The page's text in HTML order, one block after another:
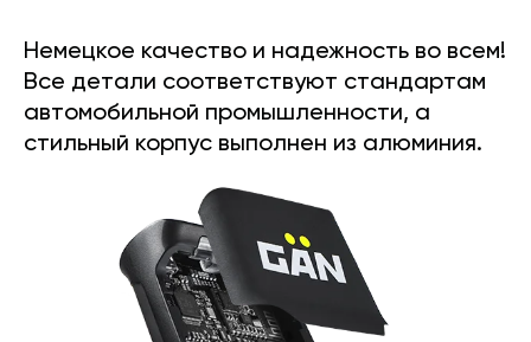
Немецкое качество и надежность во всем!
Все детали соответствуют стандартам
автомобильной промышленности, а
стильный корпус выполнен из алюминия.